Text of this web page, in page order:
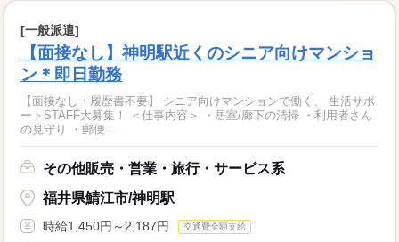
[一般派遣]
【面接なし】神明駅近くのシニア向けマンショ
ン＊即日勤務
【面接なし・履歴書不要】 シニア向けマンションで働く、 生活サポ
ートSTAFF大募集！ ＜仕事内容＞ ・居室/廊下の清掃 ・利用者さん
の見守り ・郵便...
その他販売・営業・旅行・サービス系
福井県鯖江市/神明駅
時給1,450円～2,187円 交通費全額支給